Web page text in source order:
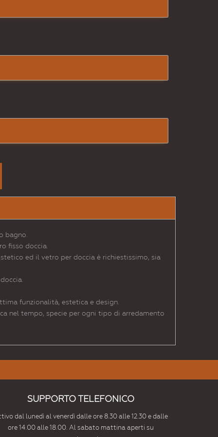
bagno.
fisso doccia.
ed il vetro per doccia è richiestissimo, sia
funzionalità, estetica e design.
nel tempo, specie per ogni tipo di arredamento
SUPPORTO TELEFONICO
dal lunedì al venerdì dalle ore 8.30 alle 12.30 e dalle
ore 14.00 alle 18.00. Al sabato mattina aperti su